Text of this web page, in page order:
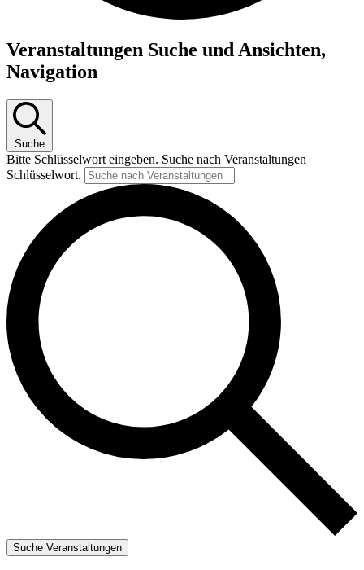
Veranstaltungen Suche und Ansichten,
Navigation
Suche
Bitte Schlüsselwort eingeben. Suche nach Veranstaltungen
Schlüsselwort.
Suche Veranstaltungen